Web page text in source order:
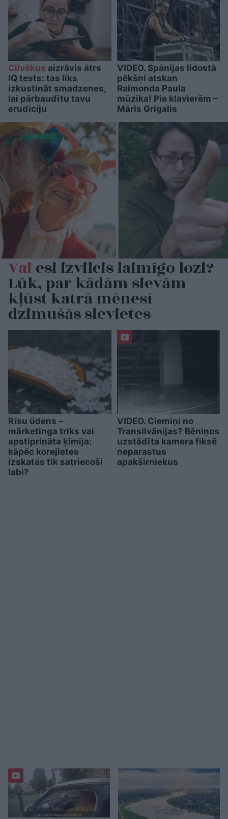
Cilvēkus aizrāvis ātrs
IQ tests: tas liks
izkustināt smadzenes,
lai pārbaudītu tavu
erudīciju
VIDEO. Spānijas lidostā
pēkšņi atskan
Raimonda Paula
mūzika! Pie klavierēm –
Māris Grigalis
Vaiesi izvilcis laimīgo lozi?
Lūk, par kādām sievām
kļūst katrā mēnesī
dzimušās sievietes
Rīsu ūdens –
mārketinga triks vai
apstiprināta ķīmija:
kāpēc korejietes
izskatās tik satriecoši
labi?
VIDEO. Ciemiņi no
Transilvānijas? Bēniņos
uzstādīta kamera fiksē
neparastus
apakšīrniekus